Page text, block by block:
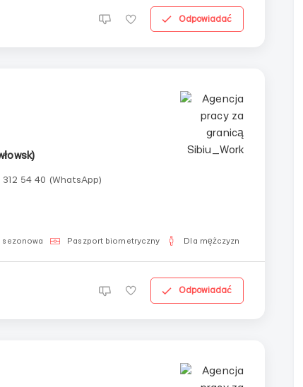
Odpowiadać
54 40 (WhatsApp)
pracy:5 dni w
sezonowa Paszport biometryczny Dla mężczyzn
Odpowiadać